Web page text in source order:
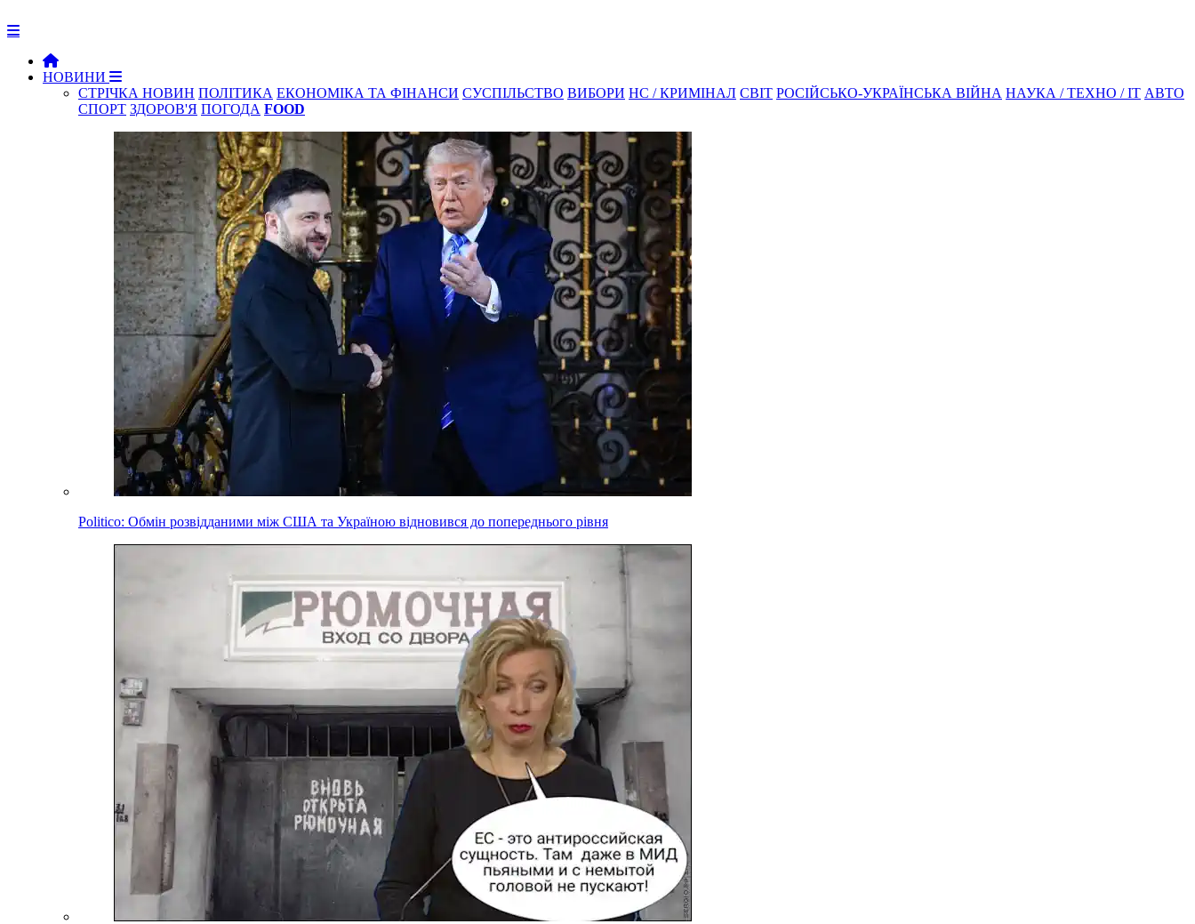
НОВИНИ
СТРІЧКА НОВИН ПОЛІТИКА ЕКОНОМІКА ТА ФІНАНСИ СУСПІЛЬСТВО ВИБОРИ НС / КРИМІНАЛ СВІТ РОСІЙСЬКО-УКРАЇНСЬКА ВІЙНА НАУКА / ТЕХНО / IT АВТО
СПОРТ ЗДОРОВ'Я ПОГОДА FOOD
Politico: Обмін розвідданими між США та Україною відновився до попереднього рівня